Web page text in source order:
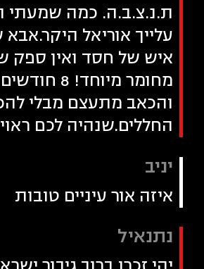
ת.נ.צ.ב.ה. כמה שמעתי
עלייך אוריאל
איש של חסד ואין ספק
מחומר מיוחד!
והכאב מתעצם מבלי
החללים.שנהיה לכם
יניב
איזה אור עיניים טובות
נתנאיל